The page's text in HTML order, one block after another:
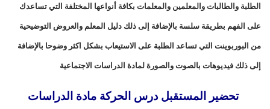
الطلبة والطالبات والمعلمين والمعلمات بكافة أنواعها المختلفة التي تساعدك
على الفهم بطريقة سلسة بالإضافة إلى ذلك دليل المعلم والعروض التوضيحية
من البوربوينت التي تساعد الطلبة على الاستيعاب بشكل اكثر وضوحا بالإضافة
إلى ذلك فيديوهات بالصوت والصورة لمادة الدراسات الاجتماعية
تحضير المستقبل درس الحركة مادة الدراسات